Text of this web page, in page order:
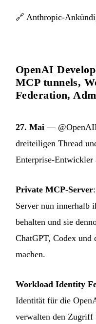
🔗 Anthropic-
OpenAI
MCP tunnels,
Federation,
27. Mai —
dreiteiligen Thread
Enterprise-
Private MCP-Server
Server nun innerhalb
behalten und sie
ChatGPT, Codex und
machen.
Workload Identity
Identität für die
verwalten den